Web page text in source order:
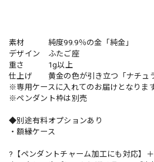
素材 純度99.9％の金「純金」
デザイン ふたご座
重さ 1g以上
仕上げ 黄金の色が引き立つ「ナチュラ
※専用ケースに入れてのお届けとなりま
※ペンダント枠は別売
◆別途有料オプションあり
・額縁ケース
?【ペンダントチャーム加工にも対応】